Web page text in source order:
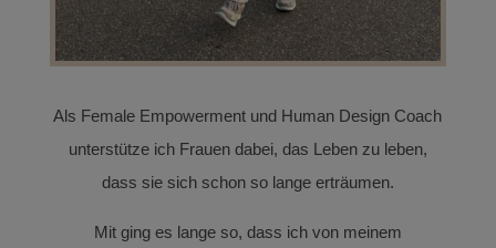
Als Female Empowerment und Human Design Coach
unterstütze ich Frauen dabei, das Leben zu leben,
dass sie sich schon so lange erträumen.
Mit ging es lange so, dass ich von meinem